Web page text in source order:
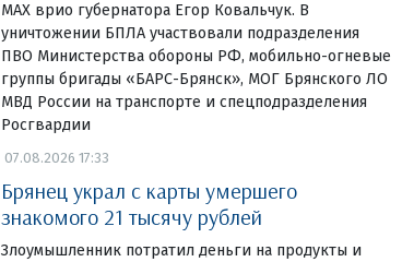
МАХ врио губернатора Егор Ковальчук. В
уничтожении БПЛА участвовали подразделения
ПВО Министерства обороны РФ, мобильно-огневые
группы бригады «БАРС-Брянск», МОГ Брянского ЛО
МВД России на транспорте и спецподразделения
Росгвардии
07.08.2026 17:33
Брянец украл с карты умершего
знакомого 21 тысячу рублей
Злоумышленник потратил деньги на продукты и